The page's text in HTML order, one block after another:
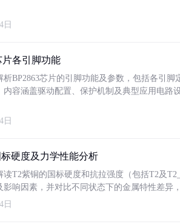
日
片各引脚功能
析BP2863芯片的引脚功能及参数，包括各引
内容涵盖驱动配置、保护机制及典型应用电路
日
硬度及力学性能分析
读T2紫铜的国标硬度和抗拉强度（包括T2及
影响因素，并对比不同状态下的金属特性差异
日